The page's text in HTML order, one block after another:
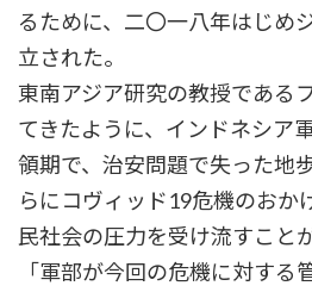
るために、二〇一八年はじめ
立された。
東南アジア研究の教授である
てきたように、インドネシア
領期で、治安問題で失った地
らにコヴィッド19危機のおか
民社会の圧力を受け流すこと
「軍部が今回の危機に対する